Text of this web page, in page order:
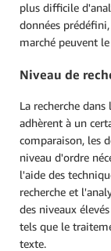
plus difficile
données
marché peuvent
Niveau de
La recherche
adhèrent à un
comparaison, les
niveau d'ordre
l'aide des
recherche et
des niveaux
tels que le
texte.